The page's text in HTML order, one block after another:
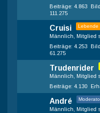
Beiträge 4.863
111.275
Cruisi Lebende
Männlich Mitglied
Beiträge 4.253
61.275
Trudenrider
Männlich
Mitglied
Beiträge 4.130
André
Männlich Mitglied